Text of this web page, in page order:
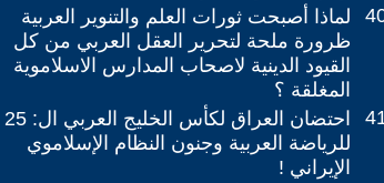
لماذا أصبحت ثورات العلم والتنوير العربية
ظرورة ملحة لتحرير العقل العربي من كل
القيود الدينية لاصحاب المدارس الاسلاموية
المغلقة ؟
احتضان العراق لكأس الخليج العربي ال: 25
للرياضة العربية وجنون النظام الإسلاموي
الإيراني !